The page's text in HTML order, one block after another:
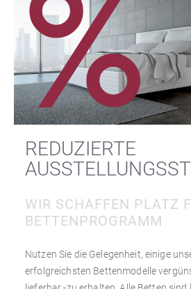
REDUZIERTE
WIR SCHAFFEN PLATZ
BETTENPROGRAMM
Nutzen Sie die Gelegenheit, einige
erfolgreichsten Bettenmodelle